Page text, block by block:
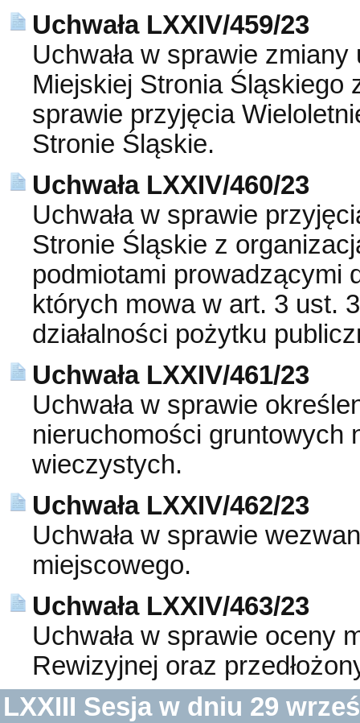
Uchwała LXXIV/459/23
Uchwała w sprawie
Miejskiej Stronia Śląskiego
sprawie przyjęcia
Stronie Śląskie.
Uchwała LXXIV/460/23
Uchwała w sprawie
Stronie Śląskie z
podmiotami prowadzącymi
których mowa w art. 3 ust.
działalności pożytku
Uchwała LXXIV/461/23
Uchwała w sprawie
nieruchomości gruntowych
wieczystych.
Uchwała LXXIV/462/23
Uchwała w sprawie
miejscowego.
Uchwała LXXIV/463/23
Uchwała w sprawie oceny
Rewizyjnej oraz
LXXIII Sesja w dniu 29